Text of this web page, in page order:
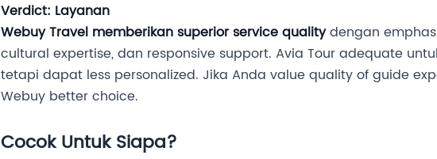
Verdict: Layanan
Webuy Travel memberikan superior service qualitydengan
cultural expertise, dan responsive support. Avia Tour adequate
tetapi dapat less personalized. Jika Anda value quality of guide
Webuy better choice.
Cocok Untuk Siapa?